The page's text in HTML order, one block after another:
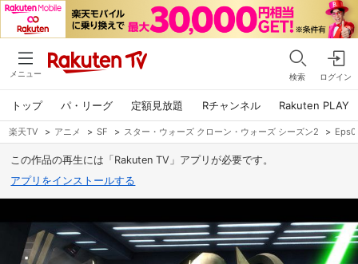
メニュー 検索 ログイン
トップ パ・リーグ 定額見放題 Rチャンネル Rakuten PLAY
楽天TV > アニメ > SF > スター・ウォーズ クローン・ウォーズ シーズン2 >
この作品の再生には「Rakuten TV」アプリが必要です。
アプリをインストールする